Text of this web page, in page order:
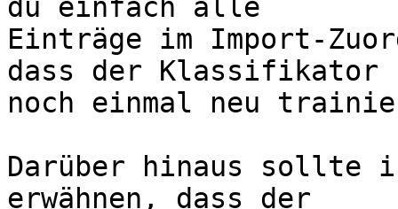
du einfach alle
Einträge im Import-
dass der Klassifikator
noch einmal neu
Darüber hinaus sollte
erwähnen, dass der